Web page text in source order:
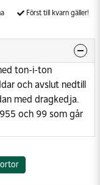
Först till kvarn gäller!
ton-i-ton
och avslut nedtill
med dragkedja.
och 99 som går